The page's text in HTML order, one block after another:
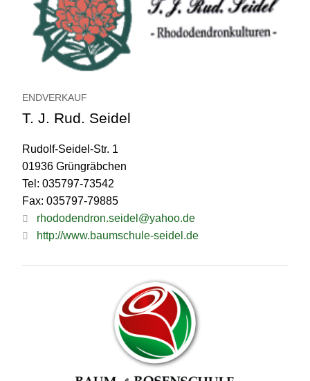
ENDVERKAUF
T. J. Rud. Seidel
Rudolf-Seidel-Str. 1
01936 Grüngräbchen
Tel: 035797-73542
Fax: 035797-79885
rhododendron.seidel@yahoo.de
http://www.baumschule-seidel.de